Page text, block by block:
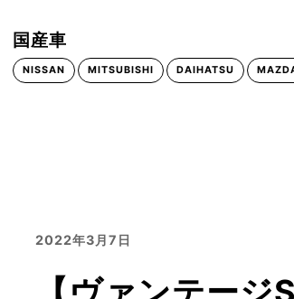
国産車
NISSAN MITSUBISHI DAIHATSU
2022年3月7日